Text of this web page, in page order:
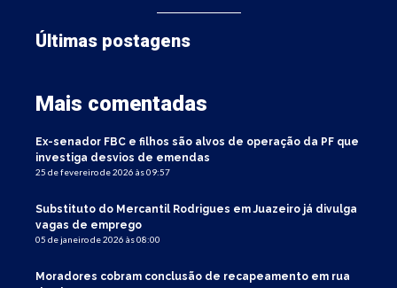
Últimas postagens
Mais comentadas
Ex-senador FBC e filhos são alvos de operação da PF que
investiga desvios de emendas
25 de fevereiro de 2026 às 09:57
Substituto do Mercantil Rodrigues em Juazeiro já divulga
vagas de emprego
05 de janeiro de 2026 às 08:00
Moradores cobram conclusão de recapeamento em rua